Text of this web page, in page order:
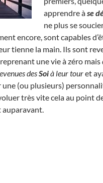
apprendre àse
ne plus se
encore, sont capables
tienne la main. Ils sont
une vie à zéro mais
desSoià leur touret
une (ou plusieurs)
très vite cela au point